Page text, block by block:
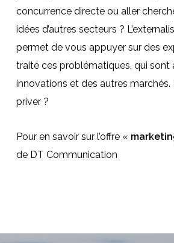
concurrence directe ou aller
idées d’autres secteurs ?
permet de vous appuyer sur des
traité ces problématiques, qui sont
innovations et des autres marchés.
priver ?
Pour en savoir sur l’offre «
de DT Communication